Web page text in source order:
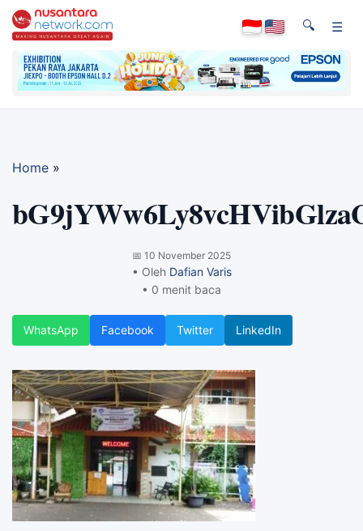
🔍 ☰
Home »
📅 10 November 2025
• Oleh Dafian Varis
• 0 menit baca
WhatsApp Facebook Twitter LinkedIn